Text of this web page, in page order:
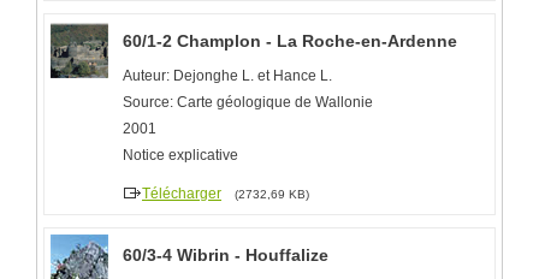
60/1-2 Champlon - La Roche-en-Ardenne
Auteur: Dejonghe L. et Hance L.
Source: Carte géologique de Wallonie
2001
Notice explicative
Télécharger (2732,69 KB)
60/3-4 Wibrin - Houffalize